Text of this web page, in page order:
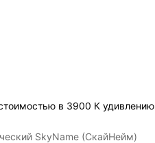
в 3900 К удивлению
SkyName (СкайНейм)